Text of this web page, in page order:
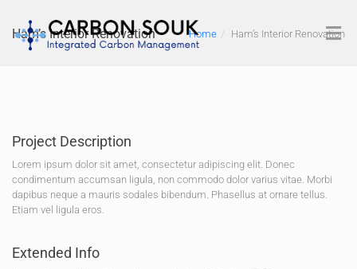
Ham’s Interior Renovation Home Ham’s Interior Renovation
Project Description
Lorem ipsum dolor sit amet, consectetur adipiscing elit. Donec
condimentum accumsan ligula, non commodo dolor varius vitae. Morbi
dapibus neque a mauris sodales bibendum. Phasellus at ornare tellus.
Etiam vel ligula eros.
Extended Info